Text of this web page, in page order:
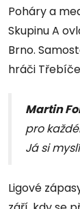
Poháry a
Skupinu A
Brno.
hráči
Martin
pro
Já si
Ligové